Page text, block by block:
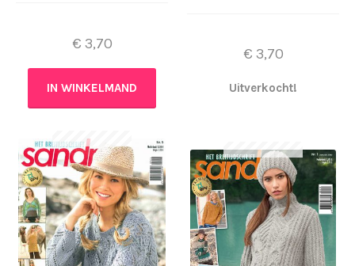
€ 3,70
IN WINKELMAND
€ 3,70
Uitverkocht!